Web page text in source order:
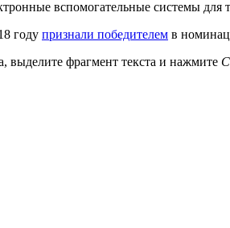
вспомогательные системы для
году признали победителем в
фрагмент текста и нажмите